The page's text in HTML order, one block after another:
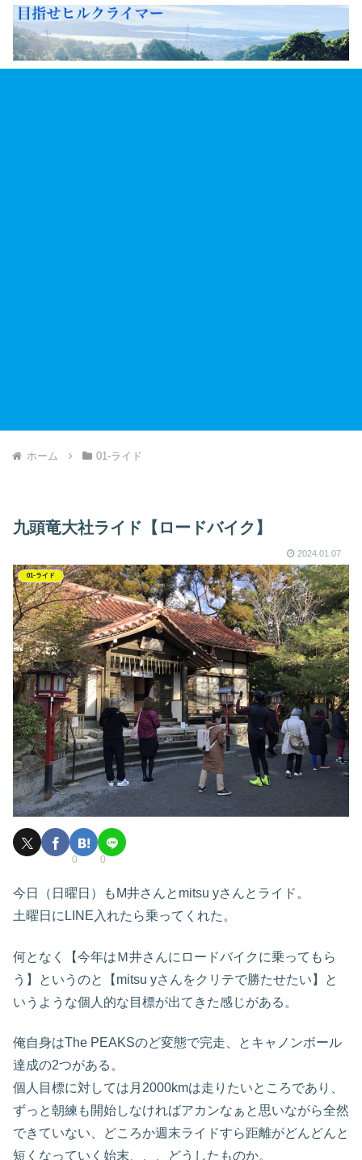
ホーム 01-ライド
九頭竜大社ライド【ロードバイク】
2024.01.07
01-ライド
0 0
今日（日曜日）もM井さんとmitsu yさんとライド。
土曜日にLINE入れたら乗ってくれた。
何となく【今年はＭ井さんにロードバイクに乗ってもら
う】というのと【mitsu yさんをクリテで勝たせたい】と
いうような個人的な目標が出てきた感じがある。
俺自身はThe PEAKSのど変態で完走、とキャノンボール
達成の2つがある。
個人目標に対しては月2000kmは走りたいところであり、
ずっと朝練も開始しなければアカンなぁと思いながら全然
できていない、どころか週末ライドすら距離がどんどんと
短くなっていく始末、、、どうしたものか。